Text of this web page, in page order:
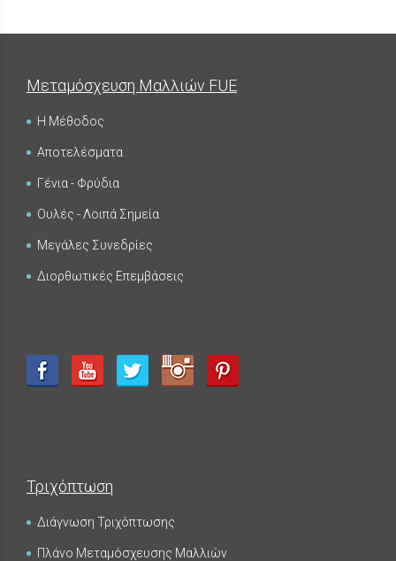
ΜΕΤΑΜΟΣΧΕΥΣΗ ΜΑΛΛΙΩΝ
Μεταμόσχευση Μαλλιών FUE
Η Μέθοδος
Αποτελέσματα
Γένια - Φρύδια
Ουλές - Λοιπά Σημεία
Μεγάλες Συνεδρίες
Διορθωτικές Επεμβάσεις
Τριχόπτωση
Διάγνωση Τριχόπτωσης
Πλάνο Μεταμόσχευσης Μαλλιών